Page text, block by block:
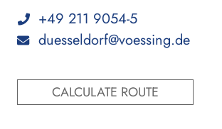
+49 211 9054-5
duesseldorf@voessing.de
CALCULATE ROUTE